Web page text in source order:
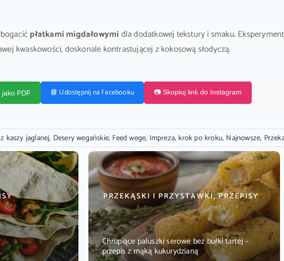
płatkami migdałowymidla dodatkowej tekstury i smaku.
kwaskowości, doskonale kontrastującej z kokosową słodyczą.
jako PDF 📘 Udostępnij na Facebooku 📷 Skopiuj link do Instagram
kaszy jaglanej, Desery wegańskie, Feed wege, Impreza, krok po kroku, Najnowsze,
PRZEKĄSKI I PRZYSTAWKI, PRZEPISY
Chrupiące paluszki serowe bez bułki tartej –
przepis z mąką kukurydzianą